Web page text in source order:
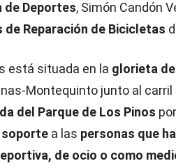
de Deportes, Simón Candón
de Reparación de Bicicletas
está situada en la glorieta
Montequinto junto al carril
del Parque de Los Pinos
soporte a las personas que
de ocio o como